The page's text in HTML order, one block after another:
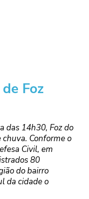
Foz
das 14h30, Foz do
Conforme o
Civil, em
80
do bairro
da cidade o